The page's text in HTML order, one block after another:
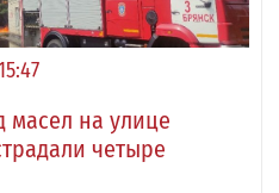
масел на улице
четыре